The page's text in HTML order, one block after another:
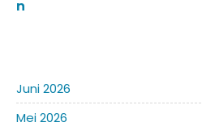
n
Juni 2026
Mei 2026